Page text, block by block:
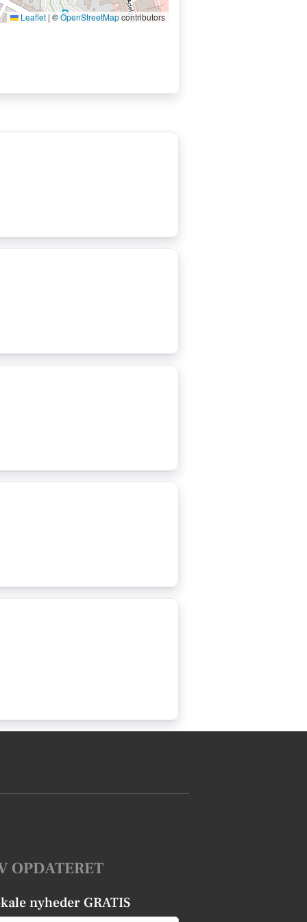
Leaflet | ©OpenStreetMapcontributors
OPDATERET
nyheder GRATIS